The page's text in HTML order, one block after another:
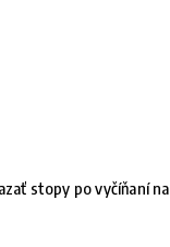
stopy po vyčíňaní na